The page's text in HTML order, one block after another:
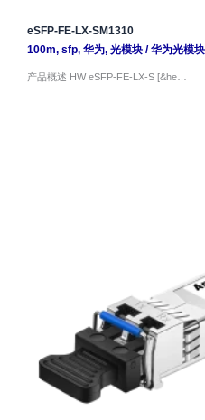
eSFP-FE-LX-SM1310
100m, sfp, 华为, 光模块/华为光模块
产品概述 HW eSFP-FE-LX-S [&he…